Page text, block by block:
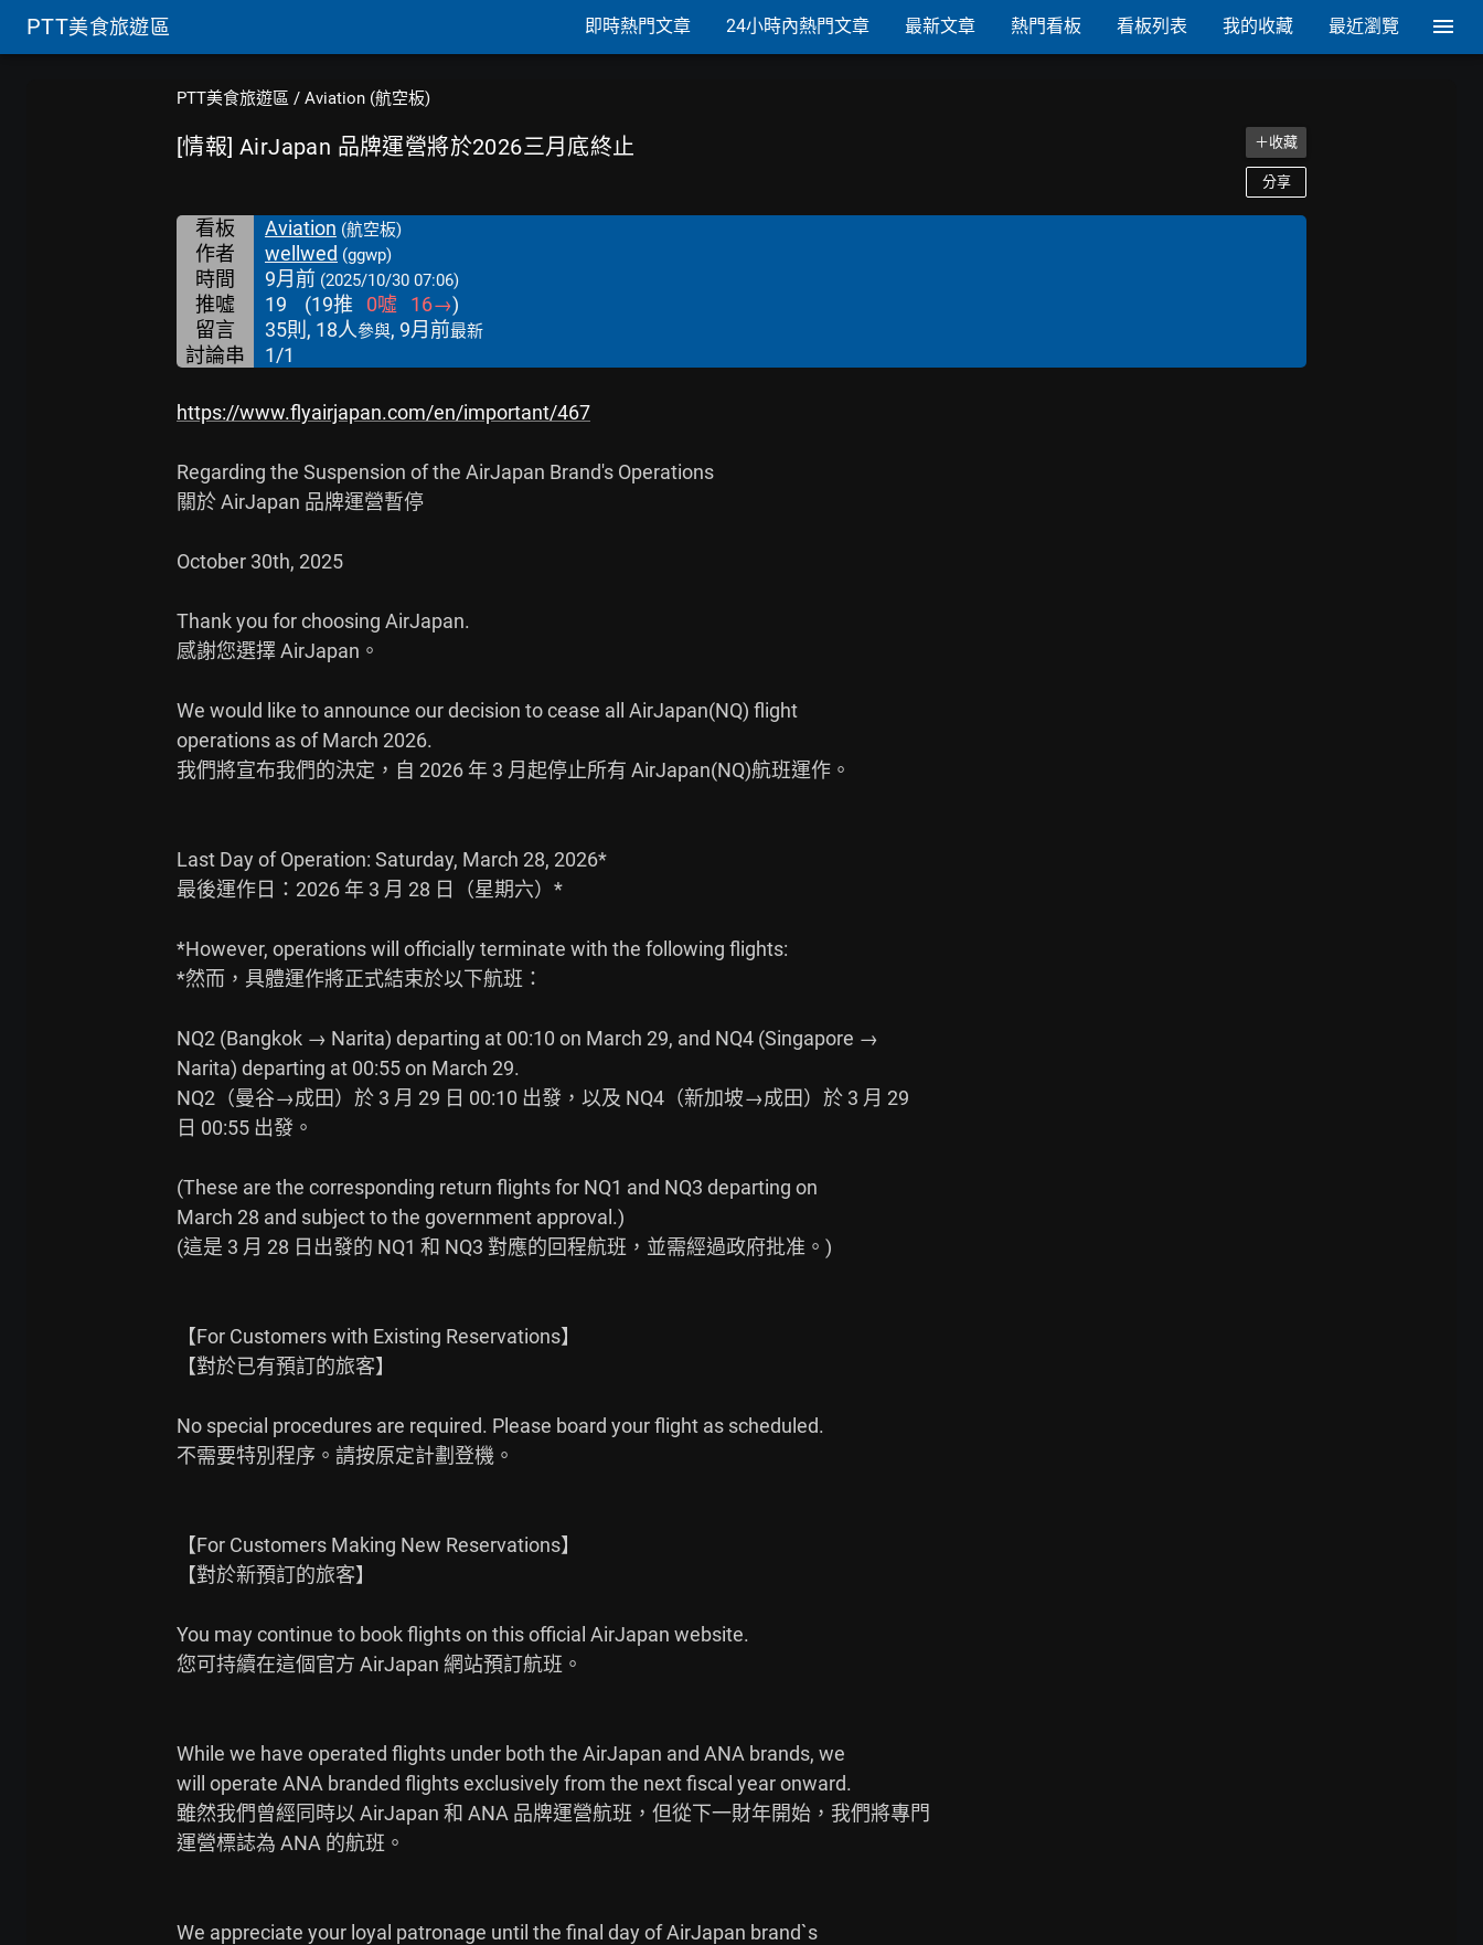
PTT美食旅遊區 即時熱門文章 24小時內熱門文章 最新文章 熱門看板 看板列表 我的收藏 最近瀏覽
PTT美食旅遊區 / Aviation (航空板)
[情報] AirJapan 品牌運營將於2026三月底終止 ＋收藏
分享
看板 Aviation (航空板)
作者 wellwed (ggwp)
時間 9月前 (2025/10/30 07:06)
推噓 19 (19推 0噓 16→)
留言
35則, 18人參與, 9月前最新
討論串 1/1
https://www.flyairjapan.com/en/important/467
Regarding the Suspension of the AirJapan Brand's Operations
關於 AirJapan 品牌運營暫停
October 30th, 2025
Thank you for choosing AirJapan.
感謝您選擇 AirJapan。
We would like to announce our decision to cease all AirJapan(NQ) flight
operations as of March 2026.
我們將宣布我們的決定，自 2026 年 3 月起停止所有 AirJapan(NQ)航班運作。
Last Day of Operation: Saturday, March 28, 2026*
最後運作日：2026 年 3 月 28 日（星期六）*
*However, operations will officially terminate with the following flights:
*然而，具體運作將正式結束於以下航班：
NQ2 (Bangkok → Narita) departing at 00:10 on March 29, and NQ4 (Singapore →
Narita) departing at 00:55 on March 29.
NQ2（曼谷→成田）於 3 月 29 日 00:10 出發，以及 NQ4（新加坡→成田）於 3 月 29
日 00:55 出發。
(These are the corresponding return flights for NQ1 and NQ3 departing on
March 28 and subject to the government approval.)
(這是 3 月 28 日出發的 NQ1 和 NQ3 對應的回程航班，並需經過政府批准。)
【For Customers with Existing Reservations】
【對於已有預訂的旅客】
No special procedures are required. Please board your flight as scheduled.
不需要特別程序。請按原定計劃登機。
【For Customers Making New Reservations】
【對於新預訂的旅客】
You may continue to book flights on this official AirJapan website.
您可持續在這個官方 AirJapan 網站預訂航班。
While we have operated flights under both the AirJapan and ANA brands, we
will operate ANA branded flights exclusively from the next fiscal year onward.
雖然我們曾經同時以 AirJapan 和 ANA 品牌運營航班，但從下一財年開始，我們將專門
運營標誌為 ANA 的航班。
We appreciate your loyal patronage until the final day of AirJapan brand`s